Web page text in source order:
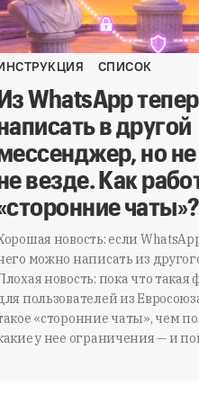
СПИСОК
WhatsApp
в другой
но
везде. Как
чаты»?
новость: если
можно написать из
новость: пока что
пользователей из
«сторонние чаты», чем
у нее ограничения — и